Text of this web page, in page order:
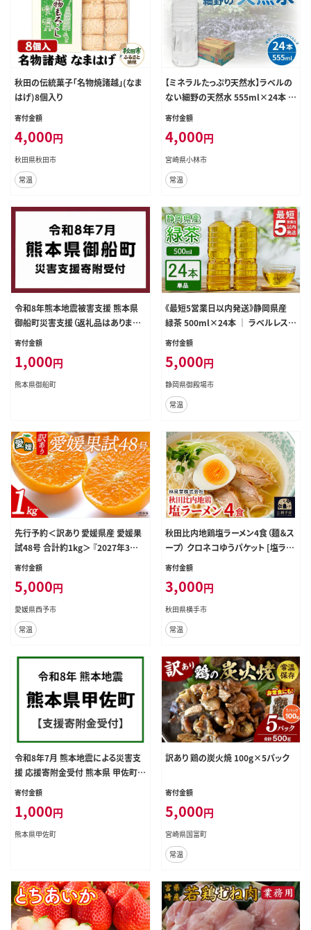
秋田の伝統菓子「名物焼諸越」(なま
はげ)8個入り
寄付金額
4,000円
秋田県秋田市
常温
【ミネラルたっぷり天然水】ラベルの
ない細野の天然水 555ml×24本 1
箱（国産 ナチュラルウォーター ミネ
ラルウォーター ラベルレス 天然水
水 555ml 中硬水 シリカ 美容 人気
ペットボトル 霧島 宮崎 送料無料 長
期保存）
寄付金額
4,000円
宮崎県小林市
常温
令和8年熊本地震被害支援 熊本県
御船町災害支援（返礼品はありませ
ん）ZA001
寄付金額
1,000円
熊本県御船町
《最短5営業日以内発送》静岡県産
緑茶 500ml×24本 ｜ ラベルレス
ペットボトル お茶 飲料 ※沖縄・離島
寄付金額
5,000円
静岡県御殿場市
常温
先行予約＜訳あり 愛媛県産 愛媛果
試48号 合計約1kg＞ 『2027年3月
以降順次出荷予定』紅プリンセス ご
試し 果物 柑橘 フルーツ 高級 国産
濃厚 果汁 産地直送 特産品 ミヤモト
オレンジガーデン 愛媛県 西予市【常
温】
寄付金額
5,000円
愛媛県西予市
常温
秋田比内地鶏塩ラーメン4食（麺＆ス
ープ） クロネコゆうパケット [塩ラー
メン林泉堂]
寄付金額
3,000円
秋田県横手市
常温
令和8年7月 熊本地震による災害支
援 応援寄附金受付 熊本県 甲佐町
災害応援 寄附1000円 熊本地方 20
寄付金額
1,000円
熊本県甲佐町
訳あり 鶏の炭火焼 100g×5パック
寄付金額
5,000円
宮崎県国富町
常温